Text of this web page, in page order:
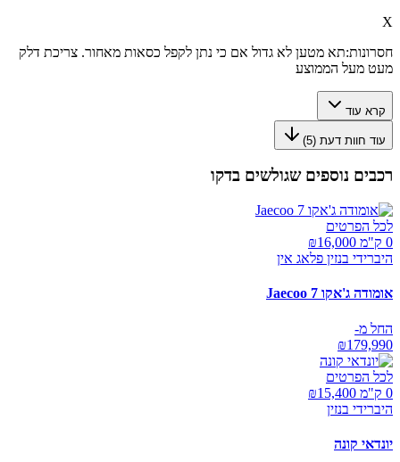
X
חסרונות:תא מטען לא גדול אם כי נתן לקפל כסאות מאחור. צריכת דלק
מעט מעל הממוצע
קרא עוד
עוד חוות דעת (5
)
רכבים נוספים שגולשים בדקו
לכל הפרטים
0 ק"מ ₪
16,000
היברידי בנזין פלאג אין
אומודה ג'אקו Jaecoo 7
החל מ-
₪179,990
לכל הפרטים
0 ק"מ ₪
15,400
היברידי בנזין
יונדאי קונה